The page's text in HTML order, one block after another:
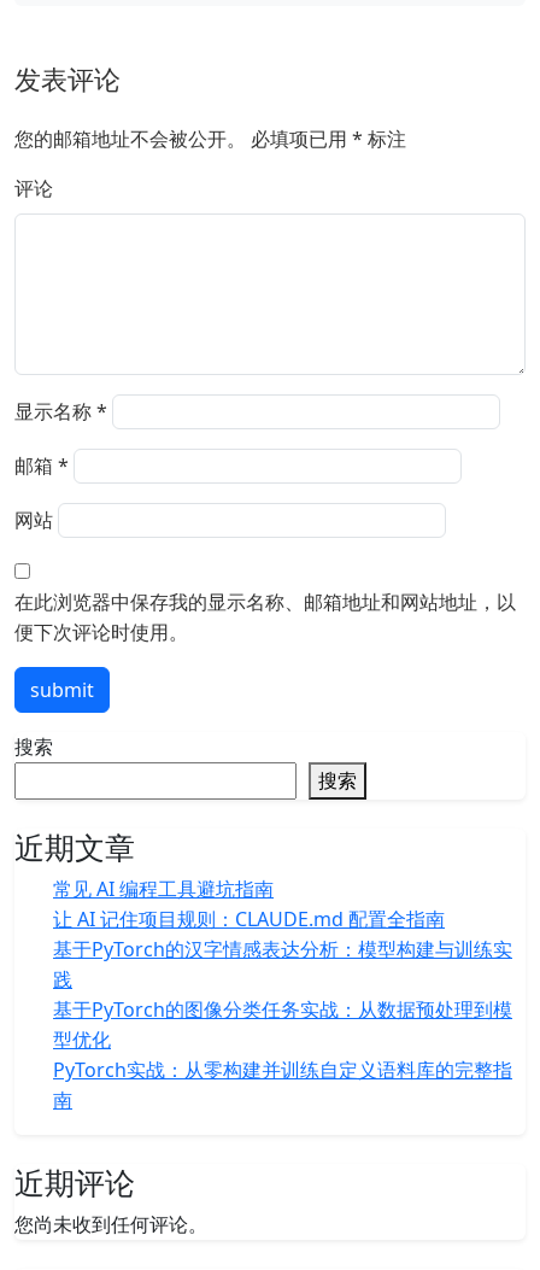
发表评论
您的邮箱地址不会被公开。 必填项已用 * 标注
评论
显示名称*
邮箱 *
网站
在此浏览器中保存我的显示名称、邮箱地址和网站地址，以
便下次评论时使用。
submit
搜索
搜索
近期文章
常见 AI 编程工具避坑指南
让 AI 记住项目规则：CLAUDE.md 配置全指南
基于PyTorch的汉字情感表达分析：模型构建与训练实
践
基于PyTorch的图像分类任务实战：从数据预处理到模
型优化
PyTorch实战：从零构建并训练自定义语料库的完整指
南
近期评论
您尚未收到任何评论。